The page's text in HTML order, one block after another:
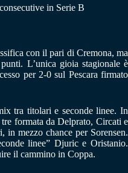
in Serie B
con il pari di Cremona, ma
L’unica gioia stagionale è
per 2-0 sul Pescara firmato
tra titolari e seconde linee. In
formata da Delprato, Circati e
in mezzo chance per Sorensen.
linee” Djuric e Oristanio.
il cammino in Coppa.